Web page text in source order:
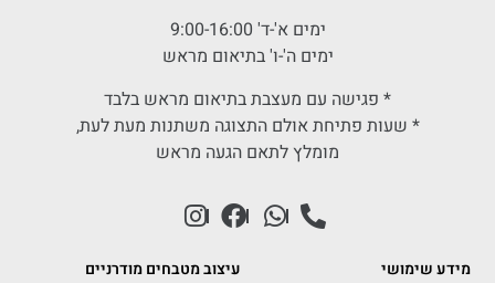
ימים א'-ד' 9:00-16:00
ימים ה'-ו' בתיאום מראש
* פגישה עם מעצבת בתיאום מראש בלבד
* שעות פתיחת אולם התצוגה משתנות מעת לעת,
מומלץ לתאם הגעה מראש
מידע שימושי
עיצוב מטבחים מודרניים